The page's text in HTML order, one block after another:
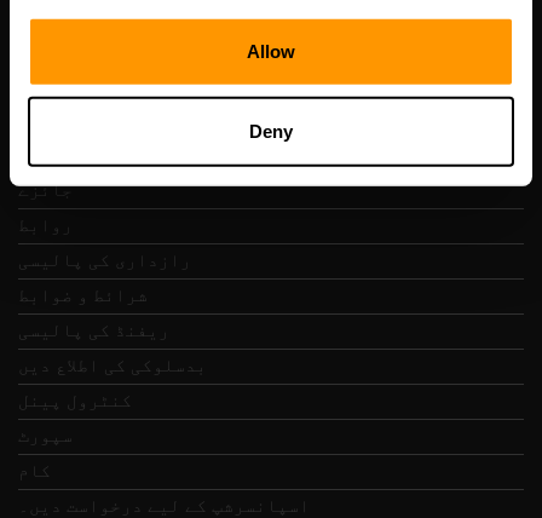
Allow
Deny
جائزے
روابط
رازداری کی پالیسی
شرائط و ضوابط
ریفنڈ کی پالیسی
بدسلوکی کی اطلاع دیں
کنٹرول پینل
سپورٹ
کام
اسپانسرشپ کے لیے درخواست دیں۔